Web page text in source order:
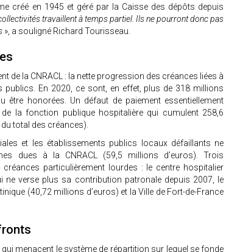
créé en 1945 et géré par la Caisse des dépôts depuis
travaillent à temps partiel. Ils ne pourront donc pas
», a souligné Richard Tourisseau.
de la CNRACL : la nette progression des créances liées à
publics. En 2020, ce sont, en effet, plus de 318 millions
être honorées. Un défaut de paiement essentiellement
la fonction publique hospitalière qui cumulent 258,6
total des créances).
et les établissements publics locaux défaillants ne
dues à la CNRACL (59,5 millions d’euros). Trois
particulièrement lourdes : le centre hospitalier
ne verse plus sa contribution patronale depuis 2007, le
(40,72 millions d’euros) et la Ville de Fort-de-France
menacent le système de répartition sur lequel se fonde